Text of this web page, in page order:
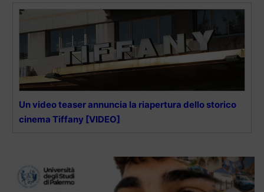
Un video teaser annuncia la riapertura dello storico
cinema Tiffany [VIDEO]